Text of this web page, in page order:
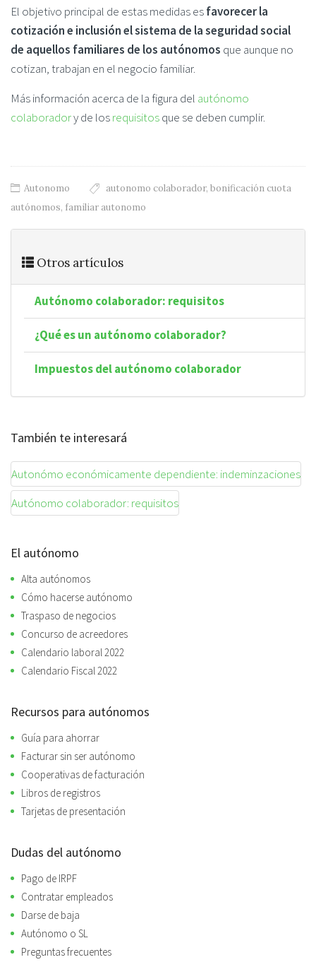
El objetivo principal de estas medidas esfavorecer la
cotización e inclusión el sistema de la seguridad social
de aquellos familiares de los autónomos que aunque no
cotizan, trabajan en el negocio familiar.
Más información acerca de la figura del autónomo
colaboradory de losrequisitosque se deben cumplir.
Autonomo autonomo colaborador, bonificación cuota
autónomos, familiar autonomo
Otros artículos
Autónomo colaborador: requisitos
¿Qué es un autónomo colaborador?
Impuestos del autónomo colaborador
También te interesará
Autonómo económicamente dependiente: indeminzaciones
Autónomo colaborador: requisitos
El autónomo
Alta autónomos
Cómo hacerse autónomo
Traspaso de negocios
Concurso de acreedores
Calendario laboral 2022
Calendario Fiscal 2022
Recursos para autónomos
Guía para ahorrar
Facturar sin ser autónomo
Cooperativas de facturación
Libros de registros
Tarjetas de presentación
Dudas del autónomo
Pago de IRPF
Contratar empleados
Darse de baja
Autónomo o SL
Preguntas frecuentes